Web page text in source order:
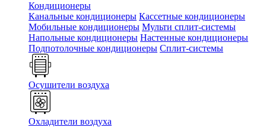
Кондиционеры
Канальные кондиционеры Кассетные кондиционеры
Мобильные кондиционеры Мульти сплит-системы
Напольные кондиционеры Настенные кондиционеры
Подпотолочные кондиционеры Сплит-системы
Осушители воздуха
Охладители воздуха